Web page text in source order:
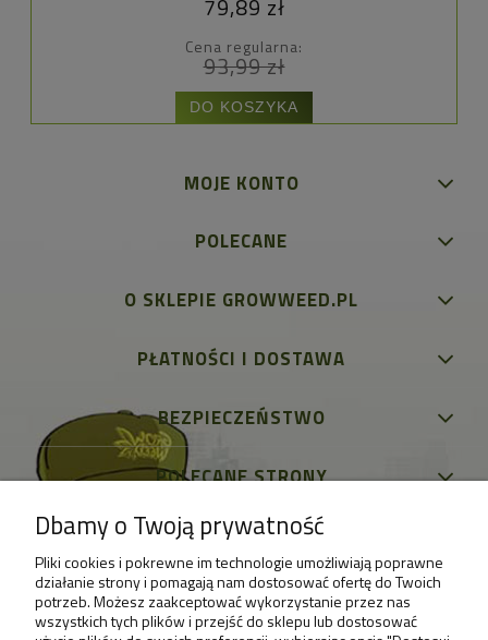
79,89 zł
Cena regularna:
93,99 zł
DO KOSZYKA
MOJE KONTO
POLECANE
O SKLEPIE GROWWEED.PL
PŁATNOŚCI I DOSTAWA
BEZPIECZEŃSTWO
POLECANE STRONY
Dbamy o Twoją prywatność
Pliki cookies i pokrewne im technologie umożliwiają poprawne
działanie strony i pomagają nam dostosować ofertę do Twoich
potrzeb. Możesz zaakceptować wykorzystanie przez nas
wszystkich tych plików i przejść do sklepu lub dostosować